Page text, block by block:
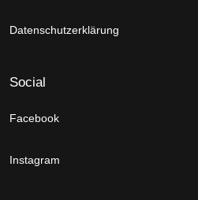
Datenschutzerklärung
Social
Facebook
Instagram